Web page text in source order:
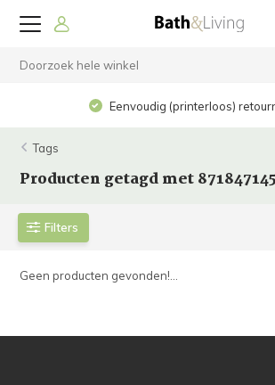
Eenvoudig (printerloos)
Tags
Producten getagd met
Filters
Geen producten gevonden!...